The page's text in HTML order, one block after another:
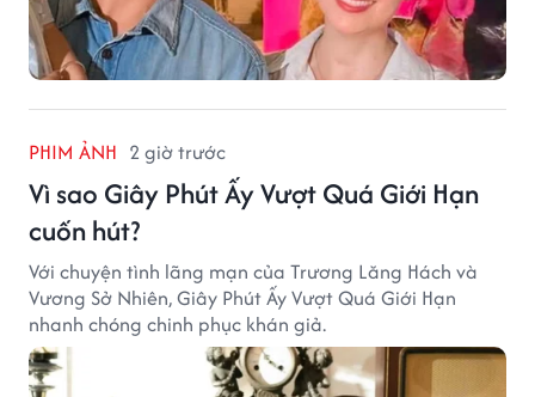
PHIM ẢNH 2 giờ trước
Vì sao Giây Phút Ấy Vượt Quá Giới Hạn
cuốn hút?
Với chuyện tình lãng mạn của Trương Lăng Hách và
Vương Sở Nhiên, Giây Phút Ấy Vượt Quá Giới Hạn
nhanh chóng chinh phục khán giả.